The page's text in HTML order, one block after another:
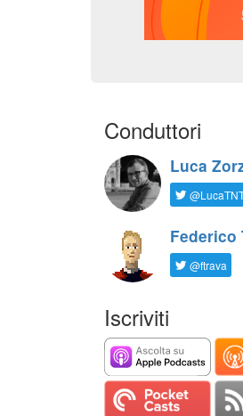
Conduttori
Luca
Federico
@ftrava
Iscriviti